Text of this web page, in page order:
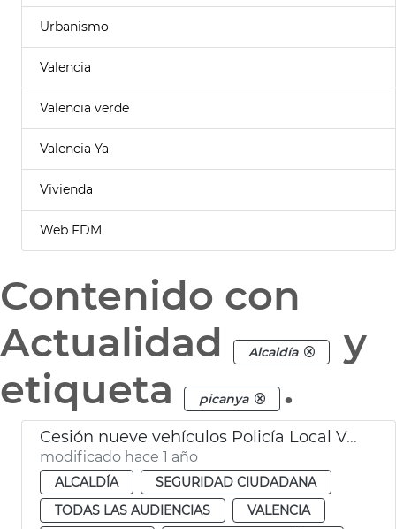
Urbanismo
Valencia
Valencia verde
Valencia Ya
Vivienda
Web FDM
Contenido con
Actualidad
Alcaldía
y
etiqueta
picanya .
Cesión nueve vehículos Policía Local València municipios afectados dana
modificado hace 1 año
ALCALDÍA
SEGURIDAD CIUDADANA
TODAS LAS AUDIENCIAS
VALENCIA